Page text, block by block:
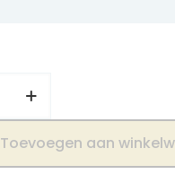
Toevoegen aan